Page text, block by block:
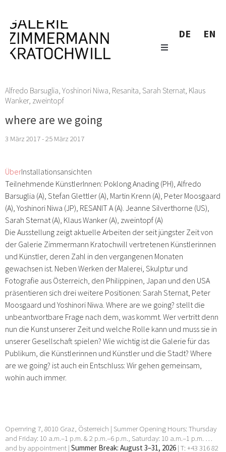
DE EN
Alfredo Barsuglia Yoshinori Niwa Resanita Sarah Sternat Klaus
Wanker, zweintopf
where are we going
3 März 2017 - 25 März 2017
ÜberInstallationsansichten
Teilnehmende KünstlerInnen: Poklong Anading (PH), Alfredo
Barsuglia (A), Stefan Glettler (A), Martin Krenn (A), Peter Moosgaard
(A), Yoshinori Niwa (JP), RESANIT A (A). Jeanne Silverthorne (US),
Sarah Sternat (A), Klaus Wanker (A), zweintopf (A)
Die Ausstellung zeigt aktuelle Arbeiten der seit jüngster Zeit von
der Galerie Zimmermann Kratochwill vertretenen Künstlerinnen
und Künstler, deren Zahl in den vergangenen Monaten
gewachsen ist. Neben Werken der Malerei, Skulptur und
Fotografie aus Österreich, den Philippinen, Japan und den USA
präsentieren sich drei weitere Positionen: Sarah Sternat, Peter
Moosgaard und Yoshinori Niwa. Where are we going? stellt die
unbeantwortbare Frage nach dem, was kommt. Wer vertritt denn
nun die Kunst unserer Zeit und welche Rolle kann und muss sie in
unserer Gesellschaft spielen? Wie wichtig ist die Galerie für das
Publikum, die Künstlerinnen und Künstler und die Stadt? Where
are we going? ist auch ein Entschluss: Wir gehen gemeinsam,
wohin auch immer.
Opernring 7, 8010 Graz, Österreich | Summer Opening Hours: Thursday
and Friday: 10 a.m.–1 p.m. & 2 p.m.–6 p.m., Saturday: 10 a.m.–1 p.m. …
and by appointment | Summer Break: August 3–31, 2026 | T: +43 316 82